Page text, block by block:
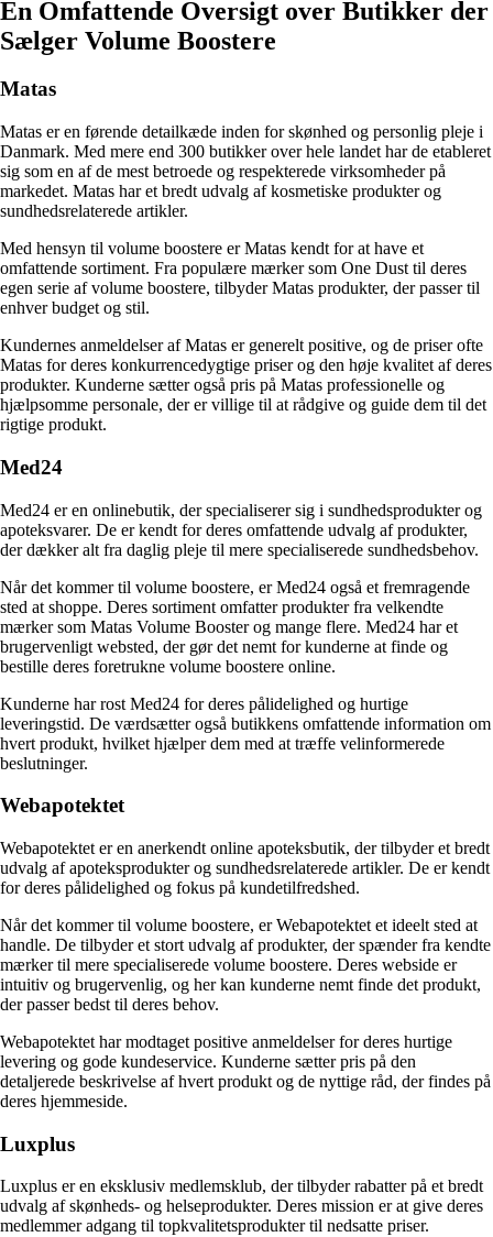
En Omfattende Oversigt over Butikker der
Sælger Volume Boostere
Matas
Matas er en førende detailkæde inden for skønhed og personlig pleje i
Danmark. Med mere end 300 butikker over hele landet har de etableret
sig som en af de mest betroede og respekterede virksomheder på
markedet. Matas har et bredt udvalg af kosmetiske produkter og
sundhedsrelaterede artikler.
Med hensyn til volume boostere er Matas kendt for at have et
omfattende sortiment. Fra populære mærker som One Dust til deres
egen serie af volume boostere, tilbyder Matas produkter, der passer til
enhver budget og stil.
Kundernes anmeldelser af Matas er generelt positive, og de priser ofte
Matas for deres konkurrencedygtige priser og den høje kvalitet af deres
produkter. Kunderne sætter også pris på Matas professionelle og
hjælpsomme personale, der er villige til at rådgive og guide dem til det
rigtige produkt.
Med24
Med24 er en onlinebutik, der specialiserer sig i sundhedsprodukter og
apoteksvarer. De er kendt for deres omfattende udvalg af produkter,
der dækker alt fra daglig pleje til mere specialiserede sundhedsbehov.
Når det kommer til volume boostere, er Med24 også et fremragende
sted at shoppe. Deres sortiment omfatter produkter fra velkendte
mærker som Matas Volume Booster og mange flere. Med24 har et
brugervenligt websted, der gør det nemt for kunderne at finde og
bestille deres foretrukne volume boostere online.
Kunderne har rost Med24 for deres pålidelighed og hurtige
leveringstid. De værdsætter også butikkens omfattende information om
hvert produkt, hvilket hjælper dem med at træffe velinformerede
beslutninger.
Webapotektet
Webapotektet er en anerkendt online apoteksbutik, der tilbyder et bredt
udvalg af apoteksprodukter og sundhedsrelaterede artikler. De er kendt
for deres pålidelighed og fokus på kundetilfredshed.
Når det kommer til volume boostere, er Webapotektet et ideelt sted at
handle. De tilbyder et stort udvalg af produkter, der spænder fra kendte
mærker til mere specialiserede volume boostere. Deres webside er
intuitiv og brugervenlig, og her kan kunderne nemt finde det produkt,
der passer bedst til deres behov.
Webapotektet har modtaget positive anmeldelser for deres hurtige
levering og gode kundeservice. Kunderne sætter pris på den
detaljerede beskrivelse af hvert produkt og de nyttige råd, der findes på
deres hjemmeside.
Luxplus
Luxplus er en eksklusiv medlemsklub, der tilbyder rabatter på et bredt
udvalg af skønheds- og helseprodukter. Deres mission er at give deres
medlemmer adgang til topkvalitetsprodukter til nedsatte priser.